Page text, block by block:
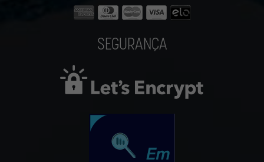
SEGURANÇA